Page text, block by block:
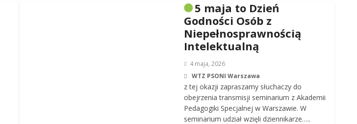
5 maja to Dzień
Godności Osób z
Niepełnosprawnością
Intelektualną
4 maja, 2026
WTZ PSONI Warszawa
z tej okazji zapraszamy słuchaczy do
obejrzenia transmisji seminarium z Akademii
Pedagogiki Specjalnej w Warszawie. W
seminarium udział wzięli dziennikarze…..